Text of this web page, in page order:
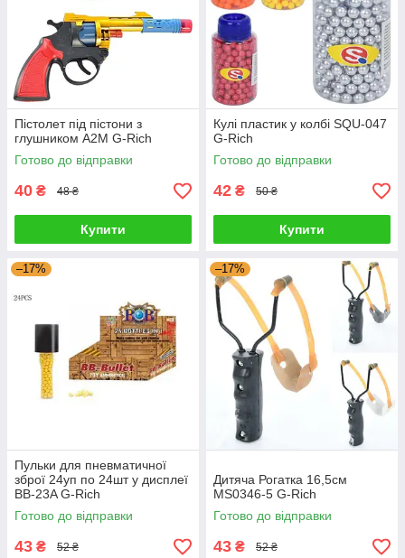
Пістолет під пістони з
глушником A2M G-Rich
Готово до відправки
40 ₴ 48 ₴
Купити
Кулі пластик у колбі SQU-047
G-Rich
Готово до відправки
42 ₴ 50 ₴
Купити
–17%
Пульки для пневматичної
зброї 24уп по 24шт у дисплеї
BB-23A G-Rich
Готово до відправки
43 ₴ 52 ₴
–17%
Дитяча Рогатка 16,5см
MS0346-5 G-Rich
Готово до відправки
43 ₴ 52 ₴